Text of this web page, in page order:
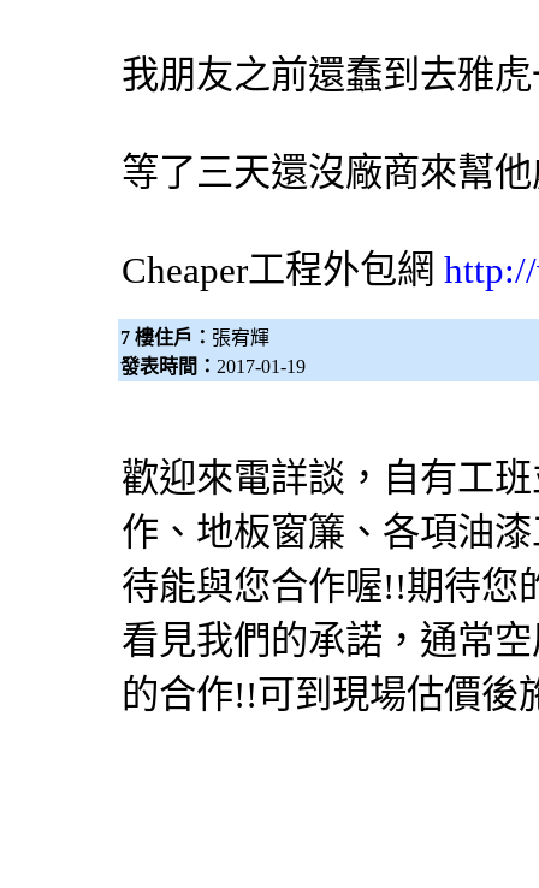
我朋友之前還蠢到去雅
等了三天還沒廠商來幫
Cheaper工程外包網
7 樓住戶： 張宥輝
發表時間： 2017-01-19
歡迎來電詳談，自有工
作、地板窗簾、各項油
待能與您合作喔!!期待您
看見我們的承諾，通常
的合作!!可到現場估價後